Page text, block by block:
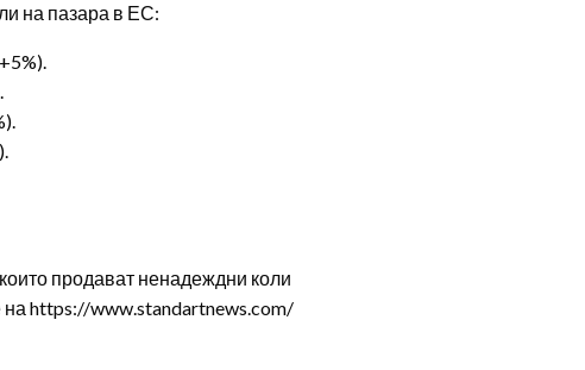
на пазара в ЕС:
продават ненадеждни коли
на https://www.standartnews.com/